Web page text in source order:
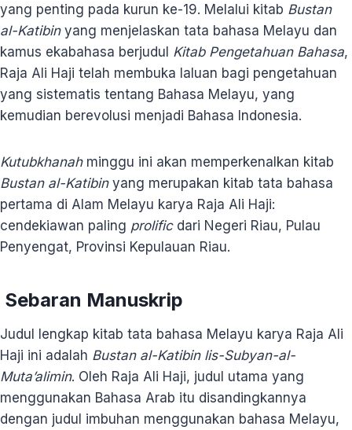
yang penting pada kurun ke-19. Melalui kitab Bustan
al-Katibin yang menjelaskan tata bahasa Melayu dan
kamus ekabahasa berjudul Kitab Pengetahuan Bahasa,
Raja Ali Haji telah membuka laluan bagi pengetahuan
yang sistematis tentang Bahasa Melayu, yang
kemudian berevolusi menjadi Bahasa Indonesia.
Kutubkhanah minggu ini akan memperkenalkan kitab
Bustan al-Katibinyang merupakan kitab tata bahasa
pertama di Alam Melayu karya Raja Ali Haji:
cendekiawan paling prolific dari Negeri Riau, Pulau
Penyengat, Provinsi Kepulauan Riau.
Sebaran Manuskrip
Judul lengkap kitab tata bahasa Melayu karya Raja Ali
Haji ini adalah Bustan al-Katibin lis-Subyan-al-
Muta’alimin. Oleh Raja Ali Haji, judul utama yang
menggunakan Bahasa Arab itu disandingkannya
dengan judul imbuhan menggunakan bahasa Melayu,